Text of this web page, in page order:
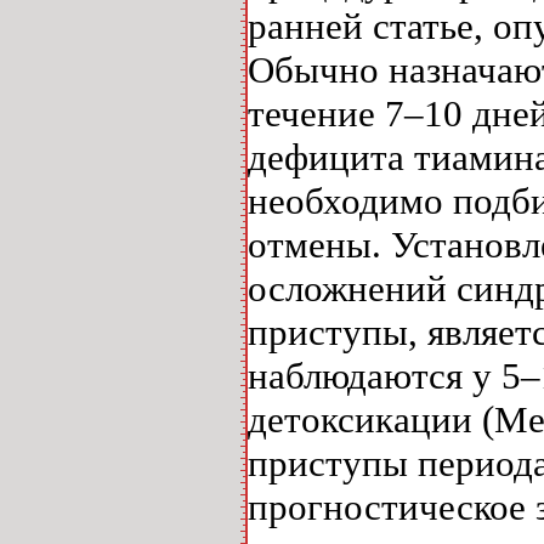
ранней статье,
Обычно
течение 7–10
дефицита
необходимо
отмены.
осложнений
приступы,
наблюдаются у
детоксикации
приступы
прогностическое